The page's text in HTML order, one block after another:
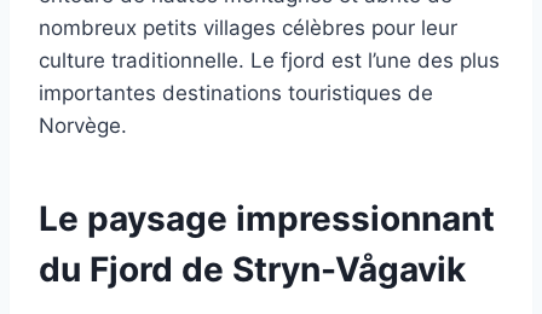
nombreux petits villages célèbres pour leur
culture traditionnelle. Le fjord est l’une des plus
importantes destinations touristiques de
Norvège.
Le paysage impressionnant
du Fjord de Stryn-Vågavik